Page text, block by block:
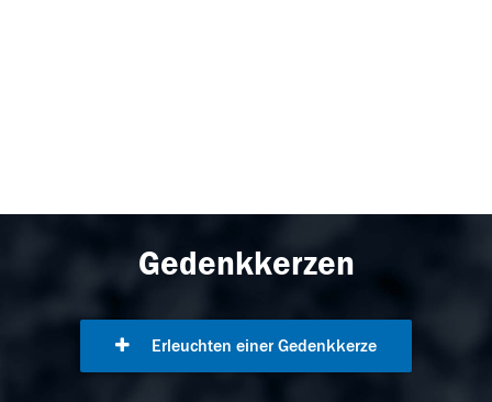
Gedenkkerzen
Erleuchten einer Gedenkkerze